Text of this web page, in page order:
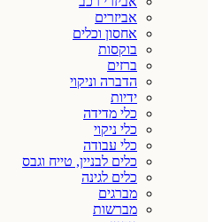
אביזרים
אחסון וכלים
בוקסות
ברזים
הדברה וניקוי
ידיות
כלי מדידה
כלי ניקוי
כלי עבודה
כלים לבניין, טייח וגבס
כלים לגינה
מברגים
מברשות